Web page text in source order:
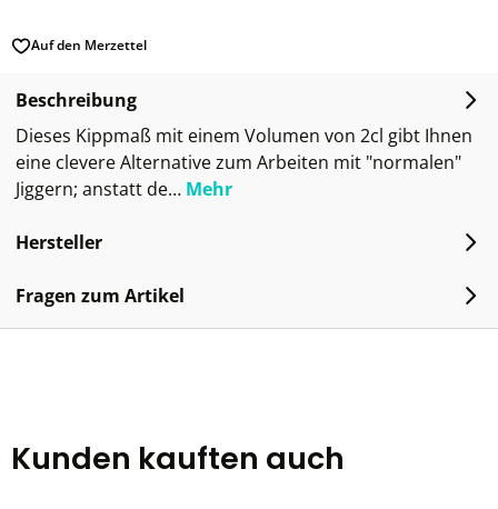
Auf den Merzettel
Beschreibung
Dieses Kippmaß mit einem Volumen von 2cl gibt Ihnen
eine clevere Alternative zum Arbeiten mit "normalen"
Jiggern; anstatt de… Mehr
Hersteller
Fragen zum Artikel
Kunden kauften auch